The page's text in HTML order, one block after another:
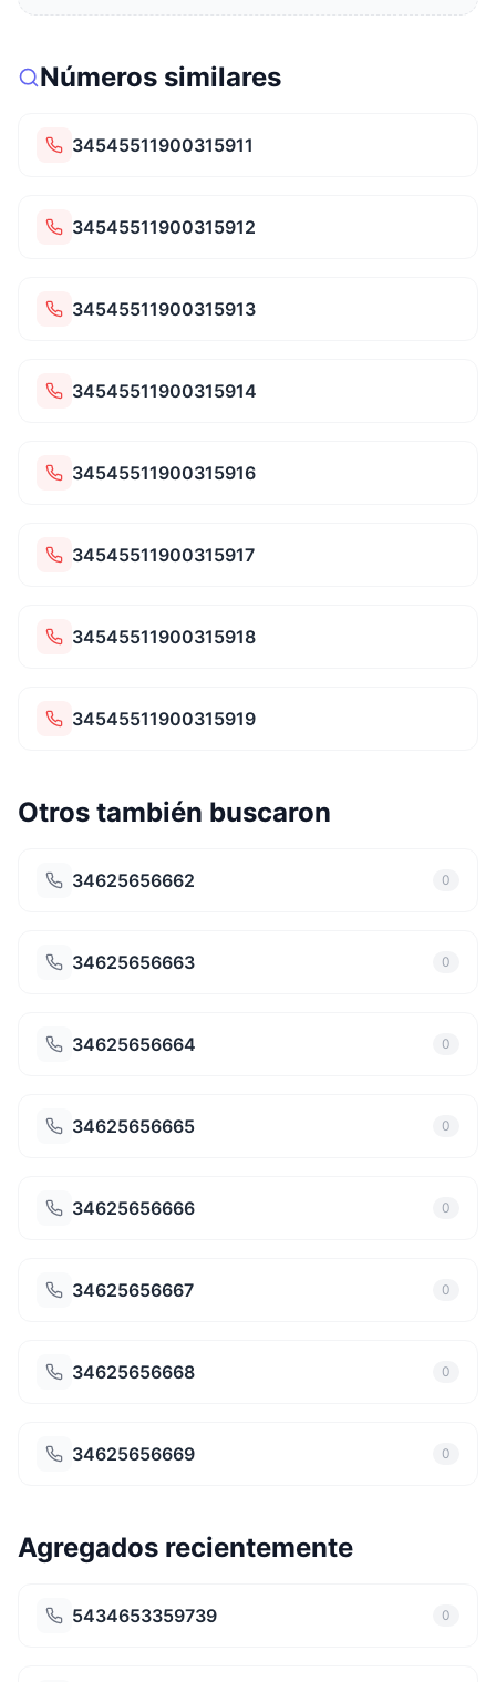
Números similares
34545511900315911
34545511900315912
34545511900315913
34545511900315914
34545511900315916
34545511900315917
34545511900315918
34545511900315919
Otros también buscaron
34625656662 0
34625656663 0
34625656664 0
34625656665 0
34625656666 0
34625656667 0
34625656668 0
34625656669 0
Agregados recientemente
5434653359739 0